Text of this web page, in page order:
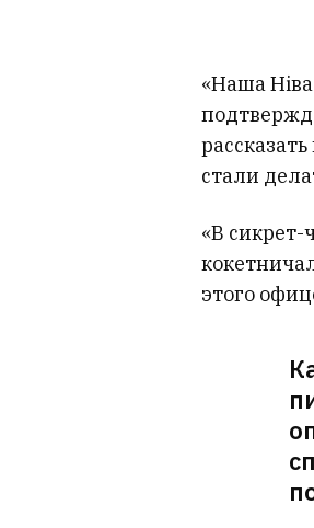
«Наша
стали
«В сикрет-
этого